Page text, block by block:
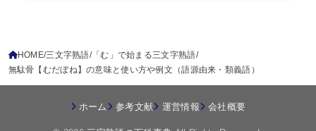
HOME 三文字熟語 「む」で始まる三文字熟語
無駄骨【むだぼね】の意味と使い方や例文（語源由来・類義語）
ホーム 参考文献 運営情報 会社概要